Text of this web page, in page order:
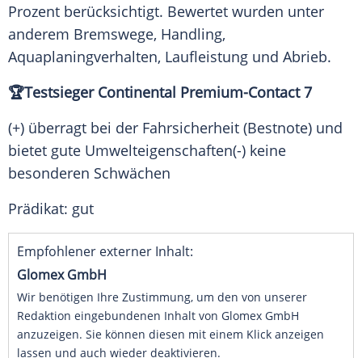
Prozent berücksichtigt. Bewertet wurden unter
anderem Bremswege, Handling,
Aquaplaningverhalten, Laufleistung und Abrieb.
🏆Testsieger Continental Premium-Contact 7
(+) überragt bei der Fahrsicherheit (Bestnote) und
bietet gute Umwelteigenschaften(-) keine
besonderen Schwächen
Prädikat: gut
Empfohlener externer Inhalt:
Glomex GmbH
Wir benötigen Ihre Zustimmung, um den von unserer
Redaktion eingebundenen Inhalt von Glomex GmbH
anzuzeigen. Sie können diesen mit einem Klick anzeigen
lassen und auch wieder deaktivieren.